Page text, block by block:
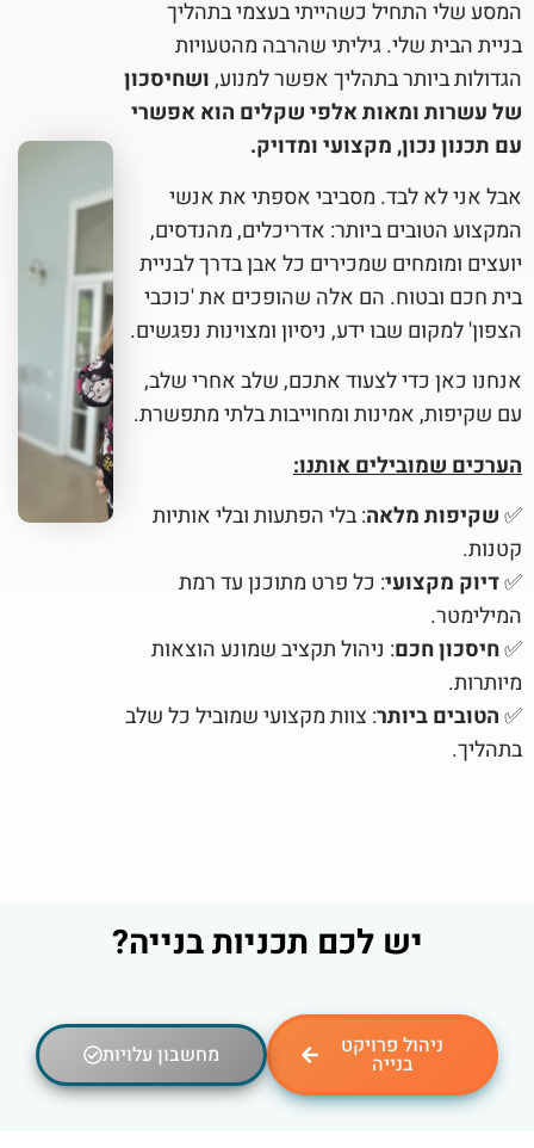
המסע שלי התחיל כשהייתי בעצמי בתהליך
בניית הבית שלי. גיליתי שהרבה מהטעויות
הגדולות ביותר בתהליך אפשר למנוע,ושחיסכון
של עשרות ומאות אלפי שקלים הוא אפשרי
עם תכנון נכון, מקצועי ומדויק.
אבל אני לא לבד. מסביבי אספתי את אנשי
המקצוע הטובים ביותר: אדריכלים, מהנדסים,
יועצים ומומחים שמכירים כל אבן בדרך לבניית
בית חכם ובטוח. הם אלה שהופכים את 'כוכבי
הצפון' למקום שבו ידע, ניסיון ומצוינות נפגשים.
אנחנו כאן כדי לצעוד אתכם, שלב אחרי שלב,
עם שקיפות, אמינות ומחוייבות בלתי מתפשרת.
הערכים שמובילים אותנו:
✅שקיפות מלאה: בלי הפתעות ובלי אותיות
קטנות.
✅דיוק מקצועי: כל פרט מתוכנן עד רמת
המילימטר.
✅חיסכון חכם: ניהול תקציב שמונע הוצאות
מיותרות.
✅הטובים ביותר: צוות מקצועי שמוביל כל שלב
בתהליך.
יש לכם תכניות בנייה?
ניהול פרויקט
בנייה מחשבון עלויות